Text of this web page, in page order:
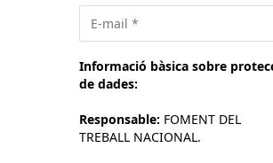
Informació bàsica sobre
de dades:
Responsable: FOMENT DEL
TREBALL NACIONAL.